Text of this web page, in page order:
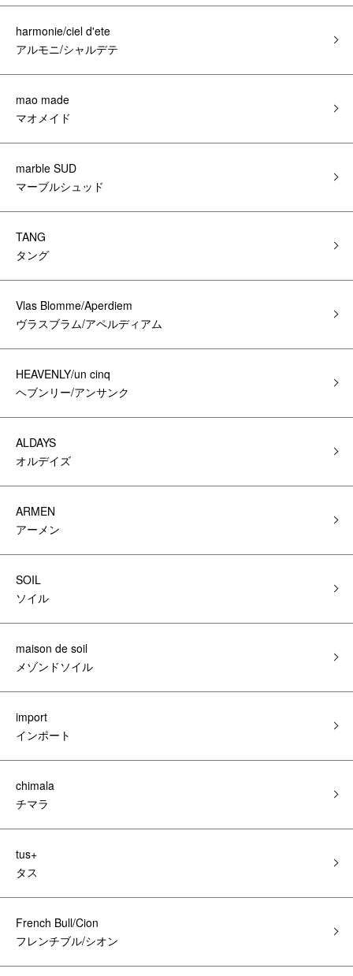
harmonie/ciel d'ete
アルモニ/シャルデテ
mao made
マオメイド
marble SUD
マーブルシュッド
TANG
タング
Vlas Blomme/Aperdiem
ヴラスブラム/アペルディアム
HEAVENLY/un cinq
ヘブンリー/アンサンク
ALDAYS
オルデイズ
ARMEN
アーメン
SOIL
ソイル
maison de soil
メゾンドソイル
import
インポート
chimala
チマラ
tus+
タス
French Bull/Cion
フレンチブル/シオン